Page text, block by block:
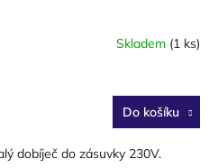
Skladem (1 ks)
Do košíku
dobíječ do zásuvky 230V.